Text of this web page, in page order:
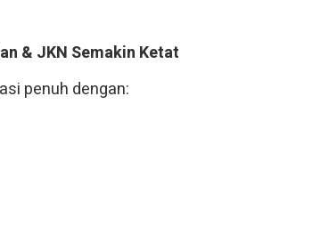
& JKN Semakin Ketat
penuh dengan: